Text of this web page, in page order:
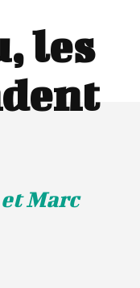
les
Marc